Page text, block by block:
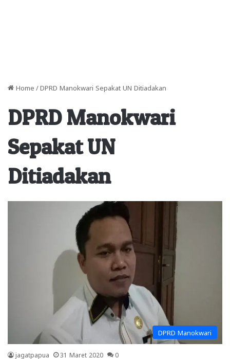
Home / DPRD Manokwari Sepakat UN Ditiadakan
DPRD Manokwari
Sepakat UN
Ditiadakan
DPRD Manokwari
jagatpapua 31 Maret 2020 0